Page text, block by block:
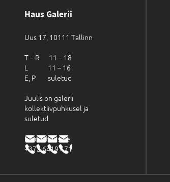
Haus Galerii
Uus 17, 10111 Tallinn
T – R 11 – 18
L 11 – 16
E, P suletud
Juulis on galerii
kollektiivpuhkusel ja
suletud
haus@haus.ee
+372 6419 471